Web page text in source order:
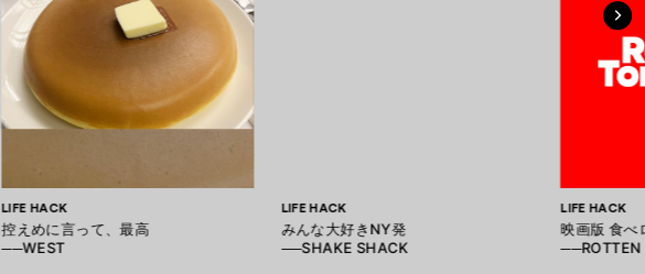
LIFE HACK
控えめに言って、最高
──WEST
LIFE HACK
みんな大好きNY発
──SHAKE SHACK
LIFE HACK
映画版 食べ
──ROTTEN